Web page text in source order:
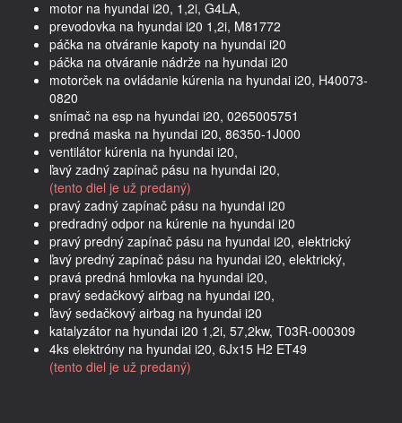
motor na hyundai i20, 1,2i, G4LA,
prevodovka na hyundai i20 1,2i, M81772
páčka na otváranie kapoty na hyundai i20
páčka na otváranie nádrže na hyundai i20
motorček na ovládanie kúrenia na hyundai i20, H40073-
0820
snímač na esp na hyundai i20, 0265005751
predná maska na hyundai i20, 86350-1J000
ventilátor kúrenia na hyundai i20,
ľavý zadný zapínač pásu na hyundai i20,
(tento diel je už predaný)
pravý zadný zapínač pásu na hyundai i20
predradný odpor na kúrenie na hyundai i20
pravý predný zapínač pásu na hyundai i20, elektrický
ľavý predný zapínač pásu na hyundai i20, elektrický,
pravá predná hmlovka na hyundai i20,
pravý sedačkový airbag na hyundai i20,
ľavý sedačkový airbag na hyundai i20
katalyzátor na hyundai i20 1,2i, 57,2kw, T03R-000309
4ks elektróny na hyundai i20, 6Jx15 H2 ET49
(tento diel je už predaný)